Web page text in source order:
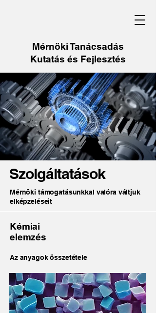
Mérnöki Tanácsadás
Kutatás és Fejlesztés
Szolgáltatások
Mérnöki támogatásunkkal valóra váltjuk
elképzeléseit
Kémiai
elemzés
Az anyagok összetétele